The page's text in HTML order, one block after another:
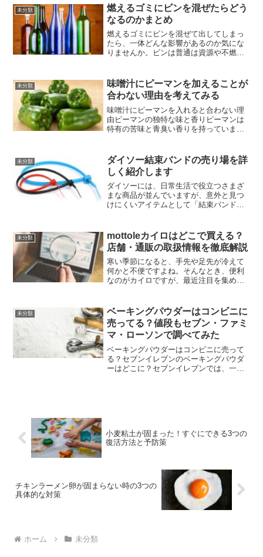
ような美味しさを自宅で再現したいです
よね。そこで今回は、三角...
未分類
燃えるゴミにビンを混ぜたらどう
なるのかまとめ
燃えるゴミにビンを混ぜて出してしまっ
たら、一体どんな影響があるのか気にな
りませんか。ビンは普通は資源や不燃ゴ
っかり忘れて「まあいいか」と一緒に捨
ててしまうこと、あるかも...
未分類
味噌汁にピーマンを加えることが
合わない理由を考えてみる
味噌汁にピーマンを入れると合わない理
由ピーマンの独特な味と香りピーマンは
特有の苦味と青臭い香りを持っていま
す。味噌汁の主役はあくまで味噌やだし
ですが、ピーマンの強い個性が...
未分類
ダイソー結束バンドの売り場を詳
しく紹介します
ダイソーには、日常生活で役立つさまざ
まな商品が並んでいますが、意外と見つ
けにくいアイテムとして「結束バンド
やガーデニングにも幅広く使えてとても
便利なんです。でも、「...
未分類
mottoleカイロはどこで買える？
店舗・通販の取扱情報を徹底解説
寒い季節になると、手先や足先が冷えて
何かと不便ですよね。そんなとき、便利
なのがカイロですが、最近注目を集めて
たアイテムとして、SNSや口コミサイト
でも話題を呼ん...
未分類
ベーキングパウダーはコンビニに
売ってる？値段もセブン・ファミ
マ・ローソンで調べてみた
ベーキングパウダーはコンビニに売って
る？セブンイレブンのベーキングパウダ
ーはどこに？セブンイレブンでは、一部
小麦粘土が固まった！すぐにできる3つの
復活方法と予防策
チキンラーメン卵が固まらない時の3つの
具体的な対策
ホーム 未分類